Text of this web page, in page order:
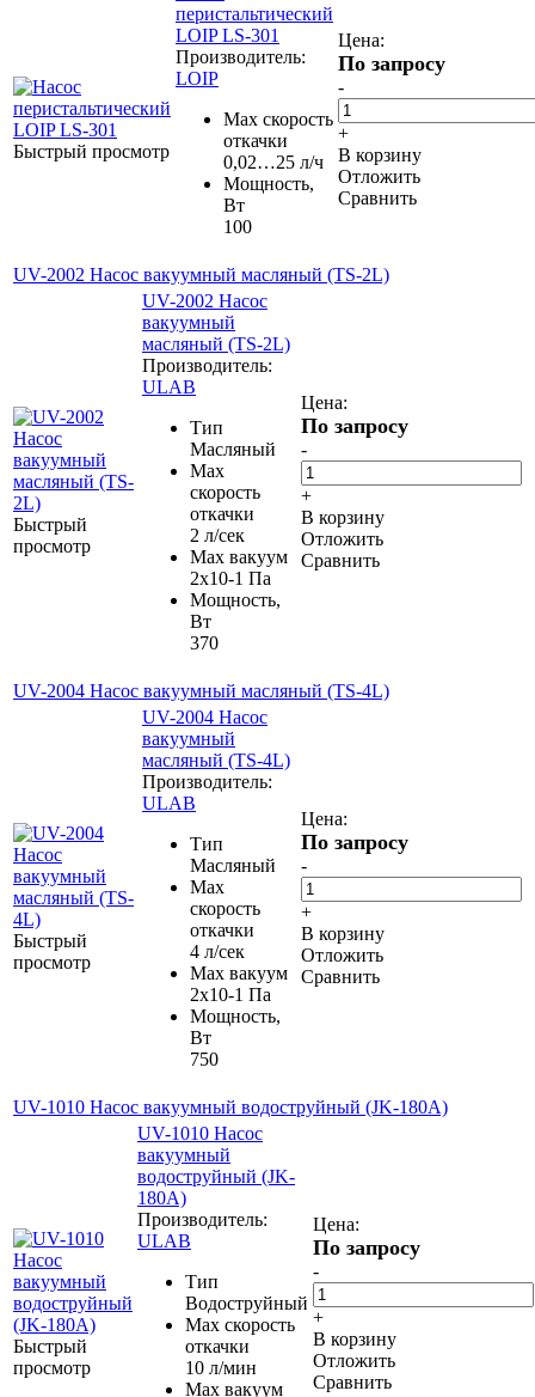
Быстрый просмотр
перистальтический
LOIP LS-301
Производитель:
LOIP
Маx скорость
откачки
0,02…25 л/ч
Мощность,
Вт
100
Цена:
По запросу
-
+
В корзину
Отложить
Сравнить
UV-2002 Насос вакуумный масляный (TS-2L)
Быстрый
просмотр
UV-2002 Насос
вакуумный
масляный (TS-2L)
Производитель:
ULAB
Тип
Масляный
Маx
скорость
откачки
2 л/сек
Мах вакуум
2х10-1 Па
Мощность,
Вт
370
Цена:
По запросу
-
+
В корзину
Отложить
Сравнить
UV-2004 Насос вакуумный масляный (TS-4L)
Быстрый
просмотр
UV-2004 Насос
вакуумный
масляный (TS-4L)
Производитель:
ULAB
Тип
Масляный
Маx
скорость
откачки
4 л/сек
Мах вакуум
2х10-1 Па
Мощность,
Вт
750
Цена:
По запросу
-
+
В корзину
Отложить
Сравнить
UV-1010 Насос вакуумный водоструйный (JK-180A)
Быстрый
просмотр
UV-1010 Насос
вакуумный
водоструйный (JK-
180A)
Производитель:
ULAB
Тип
Водоструйный
Маx скорость
откачки
10 л/мин
Мах вакуум
Цена:
По запросу
-
+
В корзину
Отложить
Сравнить